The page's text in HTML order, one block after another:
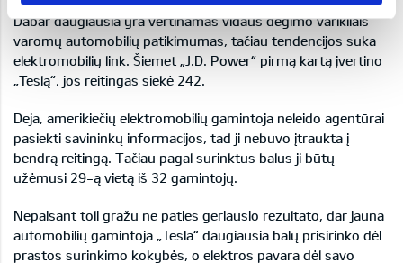
Dabar daugiausia yra vertinamas vidaus degimo varikliais
varomų automobilių patikimumas, tačiau tendencijos suka
elektromobilių link. Šiemet „J.D. Power“ pirmą kartą įvertino
„Teslą“, jos reitingas siekė 242.
Deja, amerikiečių elektromobilių gamintoja neleido agentūrai
pasiekti savininkų informacijos, tad ji nebuvo įtraukta į
bendrą reitingą. Tačiau pagal surinktus balus ji būtų
užėmusi 29-ą vietą iš 32 gamintojų.
Nepaisant toli gražu ne paties geriausio rezultato, dar jauna
automobilių gamintoja „Tesla“ daugiausia balų prisirinko dėl
prastos surinkimo kokybės, o elektros pavara dėl savo